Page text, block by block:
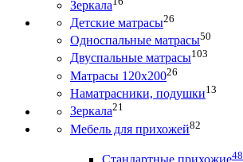
Зеркала
Детские матрасы26
Односпальные матрасы50
Двуспальные матрасы103
Матрасы 120х20026
Наматрасники, подушки13
Зеркала21
Мебель для прихожей82
48